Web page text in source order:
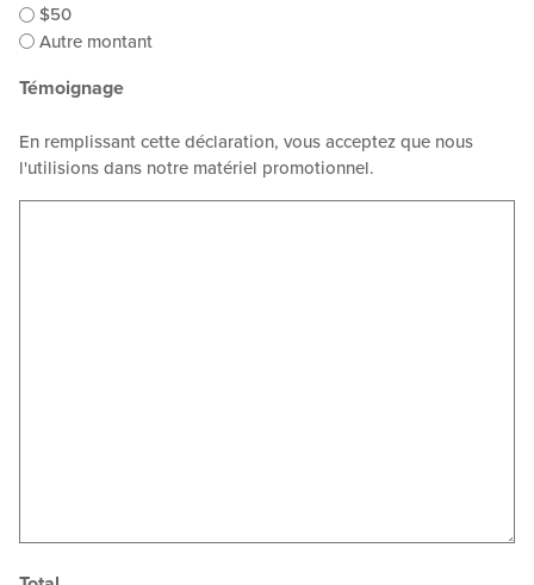
$50
Autre montant
Témoignage
En remplissant cette déclaration, vous acceptez que nous
l'utilisions dans notre matériel promotionnel.